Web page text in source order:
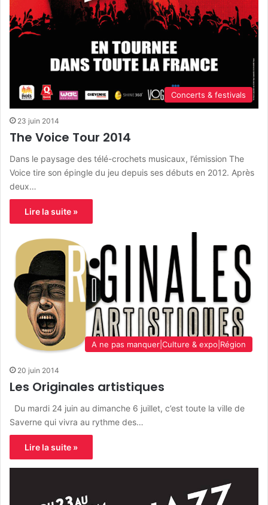
Concerts & festivals
23 juin 2014
The Voice Tour 2014
Dans le paysage des télé-crochets musicaux, l’émission The
Voice tire son épingle du jeu depuis ses débuts en 2012. Après
deux…
Lire la suite »
A ne pas manquer|Culture & expo|Région
20 juin 2014
Les Originales artistiques
Du mardi 24 juin au dimanche 6 juillet, c’est toute la ville de
Saverne qui vivra au rythme des…
Lire la suite »